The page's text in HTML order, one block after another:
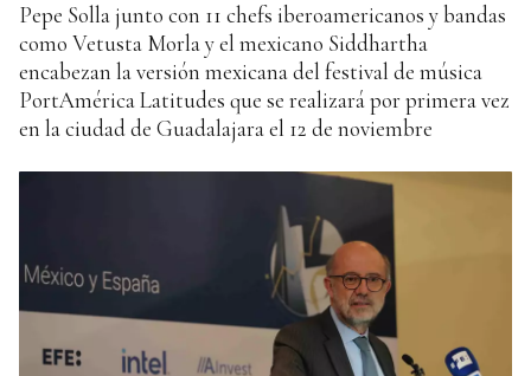
Pepe Solla junto con 11 chefs iberoamericanos y bandas
como Vetusta Morla y el mexicano Siddhartha
encabezan la versión mexicana del festival de música
PortAmérica Latitudes que se realizará por primera vez
en la ciudad de Guadalajara el 12 de noviembre